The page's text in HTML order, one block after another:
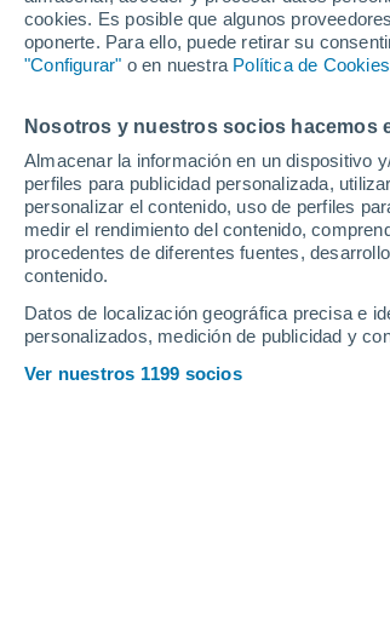
cookies. Es posible que algunos
oponerte. Para ello, puede retirar su
"Configurar" o en nuestra Política de Cookies
Nosotros y nuestros socios hacemos
Almacenar la información en un dispositivo
perfiles para publicidad personalizada,
personalizar el contenido, uso de perfiles
medir el rendimiento del contenido,
procedentes de diferentes fuentes,
contenido.
Datos de localización geográfica precisa e
personalizados, medición de publicidad y
Ver nuestros 1199 socios
12°
Salinas De
Hidalgo